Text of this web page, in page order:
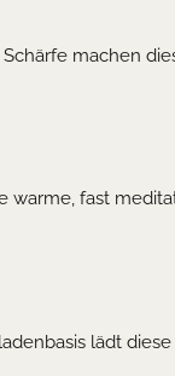
machen
fast
lädt